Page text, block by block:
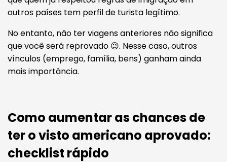
outros países tem perfil de turista legítimo.
No entanto, não ter viagens anteriores não significa
que você será reprovado 😉. Nesse caso, outros
vínculos (emprego, família, bens) ganham ainda
mais importância.
Como aumentar as chances de
ter o visto americano aprovado:
checklist rápido